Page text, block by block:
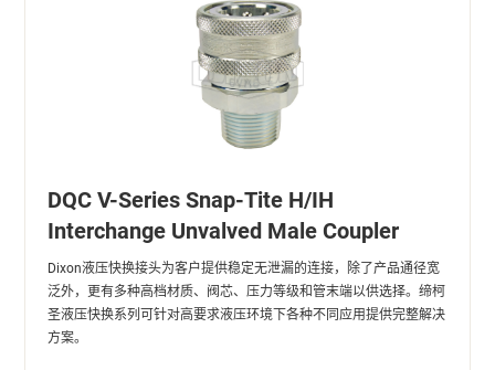
DQC V-Series Snap-Tite H/IH
Interchange Unvalved Male Coupler
Dixon液压快换接头为客户提供稳定无泄漏的连接，除了产品通径宽
泛外，更有多种高档材质、阀芯、压力等级和管末端以供选择。缔柯
圣液压快换系列可针对高要求液压环境下各种不同应用提供完整解决
方案。